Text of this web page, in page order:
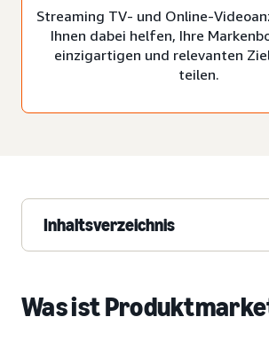
Streaming TV- und Online-
Ihnen dabei helfen, Ihre
einzigartigen und relevanten
teilen.
Inhaltsverzeichnis
Was ist